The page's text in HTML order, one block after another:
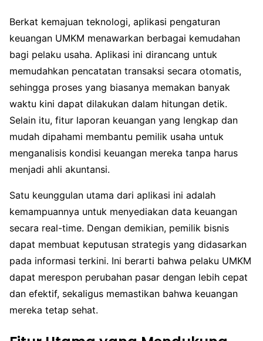
Berkat kemajuan teknologi, aplikasi pengaturan
keuangan UMKM menawarkan berbagai kemudahan
bagi pelaku usaha. Aplikasi ini dirancang untuk
memudahkan pencatatan transaksi secara otomatis,
sehingga proses yang biasanya memakan banyak
waktu kini dapat dilakukan dalam hitungan detik.
Selain itu, fitur laporan keuangan yang lengkap dan
mudah dipahami membantu pemilik usaha untuk
menganalisis kondisi keuangan mereka tanpa harus
menjadi ahli akuntansi.
Satu keunggulan utama dari aplikasi ini adalah
kemampuannya untuk menyediakan data keuangan
secara real-time. Dengan demikian, pemilik bisnis
dapat membuat keputusan strategis yang didasarkan
pada informasi terkini. Ini berarti bahwa pelaku UMKM
dapat merespon perubahan pasar dengan lebih cepat
dan efektif, sekaligus memastikan bahwa keuangan
mereka tetap sehat.